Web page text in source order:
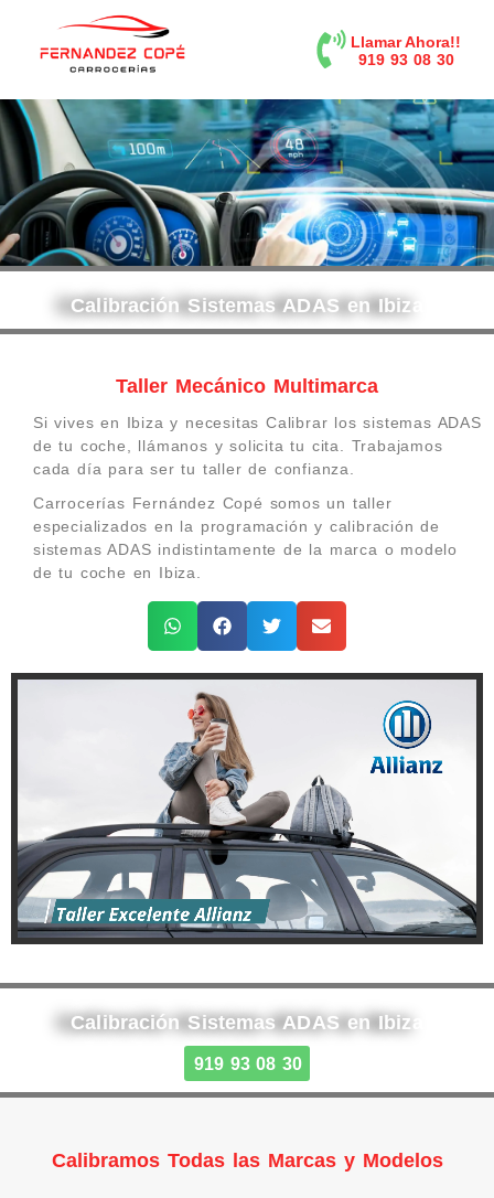
Llamar Ahora!!
919 93 08 30
Calibración Sistemas ADAS en Ibiza
Taller Mecánico Multimarca
Si vives en Ibiza y necesitas Calibrar los sistemas ADAS
de tu coche, llámanos y solicita tu cita. Trabajamos
cada día para ser tu taller de confianza.
Carrocerías Fernández Copé somos un taller
especializados en la programación y calibración de
sistemas ADAS indistintamente de la marca o modelo
de tu coche en Ibiza.
Calibración Sistemas ADAS en Ibiza
919 93 08 30
Calibramos Todas las Marcas y Modelos